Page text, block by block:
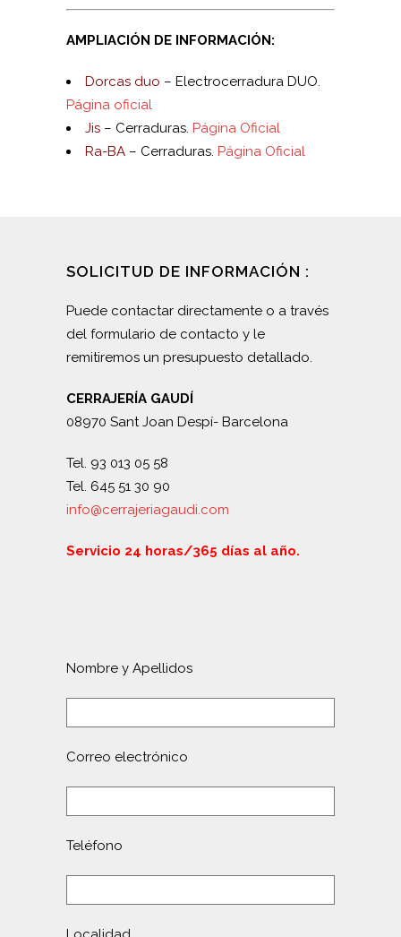
AMPLIACIÓN DE INFORMACIÓN:
Dorcas duo – Electrocerradura DUO.
Página oficial
Jis – Cerraduras. Página Oficial
Ra-BA – Cerraduras. Página Oficial
SOLICITUD DE INFORMACIÓN :
Puede contactar directamente o a través
del formulario de contacto y le
remitiremos un presupuesto detallado.
CERRAJERÍA GAUDÍ
08970 Sant Joan Despí- Barcelona
Tel. 93 013 05 58
Tel. 645 51 30 90
info@cerrajeriagaudi.com
Servicio 24 horas/365 días al año.
Nombre y Apellidos
Correo electrónico
Teléfono